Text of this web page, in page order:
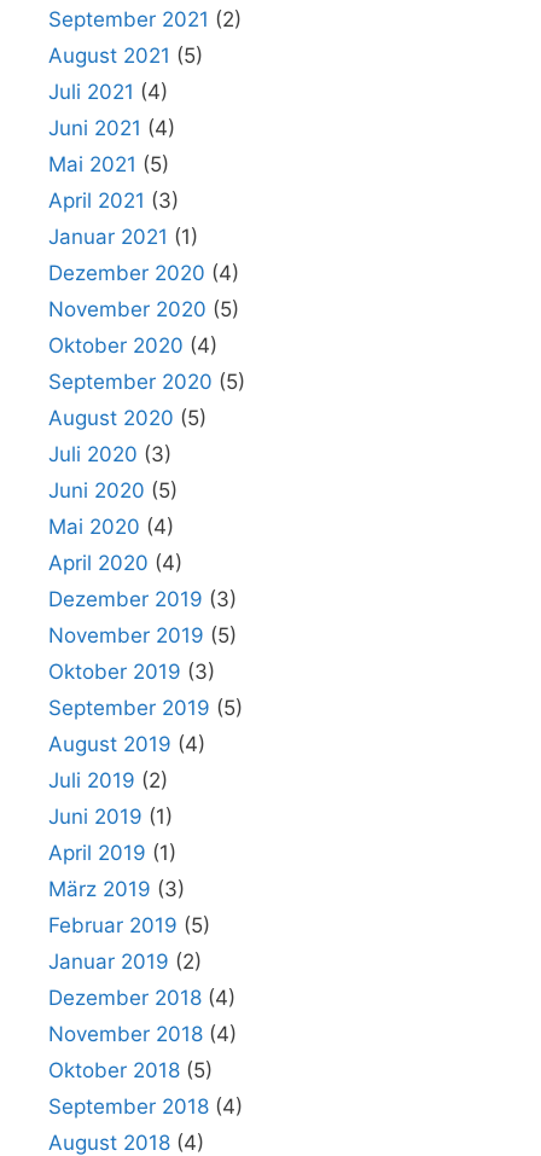
September 2021 (2)
August 2021 (5)
Juli 2021 (4)
Juni 2021 (4)
Mai 2021 (5)
April 2021 (3)
Januar 2021 (1)
Dezember 2020 (4)
November 2020 (5)
Oktober 2020 (4)
September 2020 (5)
August 2020 (5)
Juli 2020 (3)
Juni 2020 (5)
Mai 2020 (4)
April 2020 (4)
Dezember 2019 (3)
November 2019 (5)
Oktober 2019 (3)
September 2019 (5)
August 2019 (4)
Juli 2019 (2)
Juni 2019 (1)
April 2019 (1)
März 2019 (3)
Februar 2019 (5)
Januar 2019 (2)
Dezember 2018 (4)
November 2018 (4)
Oktober 2018 (5)
September 2018 (4)
August 2018 (4)